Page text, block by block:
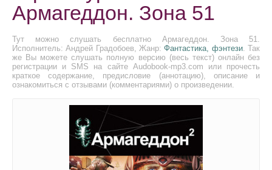
Армагеддон. Зона 51
Тут можно слушать бесплатно Армагеддон. Зона 51.
Исполнитель: Андрей Градобоев, Жанр:Фантастика, фэнтези. Так
же Вы можете слушать полную версию (весь текст) онлайн без
регистрации и SMS на сайте Audobook-mp3.com или прочесть
краткое содержание, предисловие (аннотацию), описание и
ознакомиться с отзывами (комментариями) о произведении.